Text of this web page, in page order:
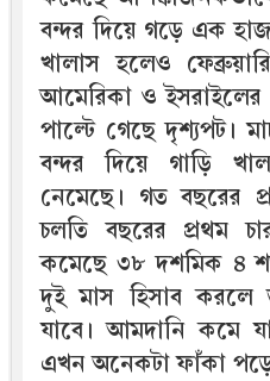
বন্দর দিয়ে গড়ে এক
খালাস হলেও
আমেরিকা ও
পাল্টে গেছে দৃশ্যপট।
বন্দর দিয়ে গাড়ি
নেমেছে। গত বছরের
চলতি বছরের প্রথম
কমেছে ৩৮ দশমিক ৪
দুই মাস হিসাব করলে
যাবে। আমদানি কমে
এখন অনেকটা ফাঁকা